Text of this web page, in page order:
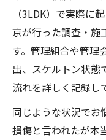
除カビ処
仕上げの
カビ検査につ
浮遊菌検査
落下菌検査
付着菌同
今回の施工か
（3LDK）で実際に
京が行った調査・施
す。管理組合や管理
出、スケルトン状態
流れを詳しく記録し
同じような状況でお
損傷と言われたが本